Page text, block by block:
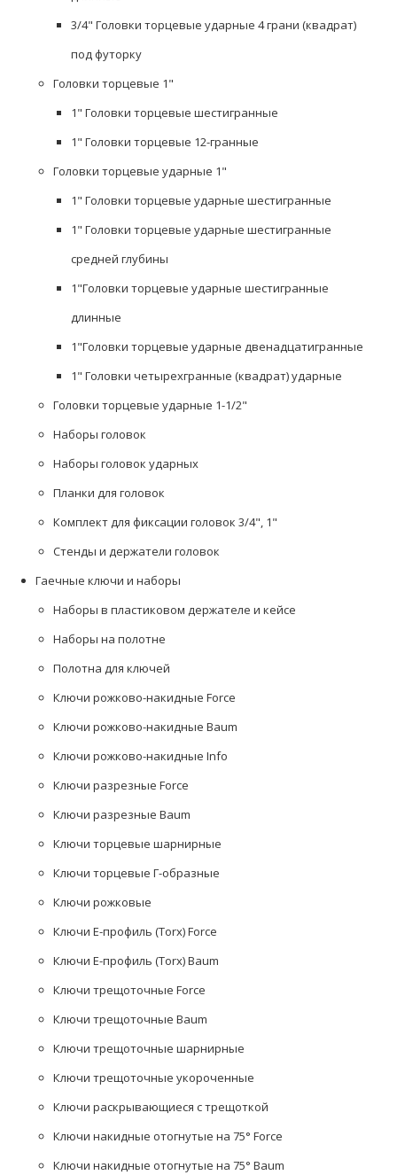
3/4" Головки торцевые ударные 4 грани (квадрат)
под футорку
Головки торцевые 1"
1" Головки торцевые шестигранные
1" Головки торцевые 12-гранные
Головки торцевые ударные 1"
1" Головки торцевые ударные шестигранные
1" Головки торцевые ударные шестигранные
средней глубины
1"Головки торцевые ударные шестигранные
длинные
1"Головки торцевые ударные двенадцатигранные
1" Головки четырехгранные (квадрат) ударные
Головки торцевые ударные 1-1/2"
Наборы головок
Наборы головок ударных
Планки для головок
Комплект для фиксации головок 3/4", 1"
Стенды и держатели головок
Гаечные ключи и наборы
Наборы в пластиковом держателе и кейсе
Наборы на полотне
Полотна для ключей
Ключи рожково-накидные Force
Ключи рожково-накидные Baum
Ключи рожково-накидные Info
Ключи разрезные Force
Ключи разрезные Baum
Ключи торцевые шарнирные
Ключи торцевые Г-образные
Ключи рожковые
Ключи Е-профиль (Torx) Force
Ключи Е-профиль (Torx) Baum
Ключи трещоточные Force
Ключи трещоточные Baum
Ключи трещоточные шарнирные
Ключи трещоточные укороченные
Ключи раскрывающиеся с трещоткой
Ключи накидные отогнутые на 75° Force
Ключи накидные отогнутые на 75° Baum